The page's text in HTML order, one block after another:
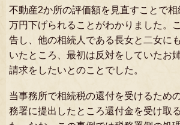
不動産2か所の評価額を見直すことで
万円下げられることがわかりました。
告し、他の相続人である長女と二女に
いたところ、最初は反対をしていたお
請求をしたいとのことでした。
当事務所で相続税の還付を受けるため
務署に提出したところ還付金を受け取